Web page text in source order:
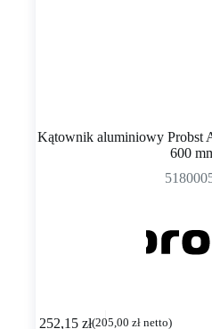
Kątownik aluminiowy Probst
600
252,15zł(205,00zł netto)